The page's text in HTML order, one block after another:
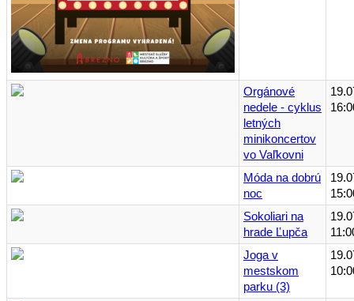
Orgánové
nedele - cyklus
letných
minikoncertov
vo Vaľkovni
Móda na dobrú
noc
Sokoliari na
hrade Ľupča
Joga v
mestskom
parku (3)